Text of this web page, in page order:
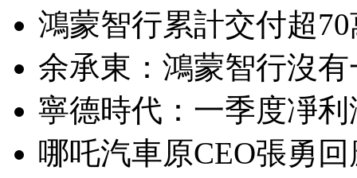
鴻蒙智行累計交付超
余承東：鴻蒙智行沒
寧德時代：一季度凈利
哪吒汽車原CEO張勇